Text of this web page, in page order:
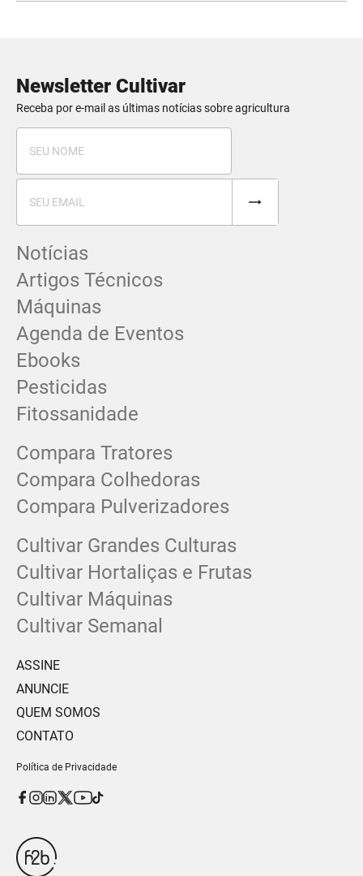
Newsletter Cultivar
Receba por e-mail as últimas notícias sobre agricultura
Notícias
Artigos Técnicos
Máquinas
Agenda de Eventos
Ebooks
Pesticidas
Fitossanidade
Compara Tratores
Compara Colhedoras
Compara Pulverizadores
Cultivar Grandes Culturas
Cultivar Hortaliças e Frutas
Cultivar Máquinas
Cultivar Semanal
ASSINE
ANUNCIE
QUEM SOMOS
CONTATO
Política de Privacidade